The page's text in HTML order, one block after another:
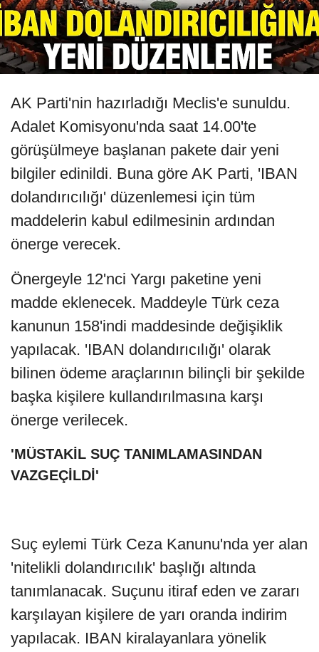
AK Parti'nin hazırladığı Meclis'e sunuldu.
Adalet Komisyonu'nda saat 14.00'te
görüşülmeye başlanan pakete dair yeni
bilgiler edinildi. Buna göre AK Parti, 'IBAN
dolandırıcılığı' düzenlemesi için tüm
maddelerin kabul edilmesinin ardından
önerge verecek.
Önergeyle 12'nci Yargı paketine yeni
madde eklenecek. Maddeyle Türk ceza
kanunun 158'indi maddesinde değişiklik
yapılacak. 'IBAN dolandırıcılığı' olarak
bilinen ödeme araçlarının bilinçli bir şekilde
başka kişilere kullandırılmasına karşı
önerge verilecek.
'MÜSTAKİL SUÇ TANIMLAMASINDAN
VAZGEÇİLDİ'
Suç eylemi Türk Ceza Kanunu'nda yer alan
'nitelikli dolandırıcılık' başlığı altında
tanımlanacak. Suçunu itiraf eden ve zararı
karşılayan kişilere de yarı oranda indirim
yapılacak. IBAN kiralayanlara yönelik